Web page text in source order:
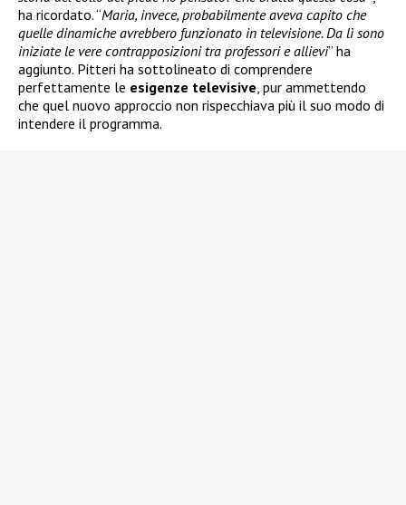
ha ricordato. “Maria, invece, probabilmente aveva capito che
quelle dinamiche avrebbero funzionato in televisione. Da lì sono
iniziate le vere contrapposizioni tra professori e allievi” ha
aggiunto. Pitteri ha sottolineato di comprendere
perfettamente le esigenze televisive, pur ammettendo
che quel nuovo approccio non rispecchiava più il suo modo di
intendere il programma.